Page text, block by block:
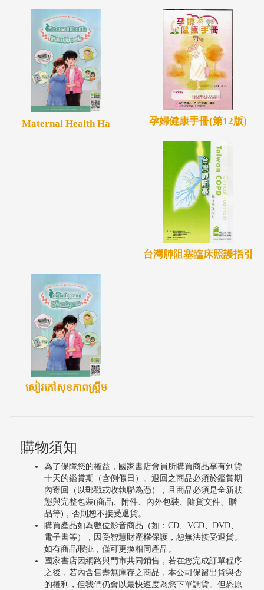
Maternal Health Ha 孕婦健康手冊(第12版)
台灣肺阻塞臨床照護指引
សៀវភៅសុខភាពស្ត្រីម
購物須知
為了保障您的權益，國家書店會員所購買商品享有到貨
十天的鑑賞期（含例假日）。退回之商品必須於鑑賞期
內寄回（以郵戳或收執聯為憑），且商品必須是全新狀
態與完整包裝(商品、附件、內外包裝、隨貨文件、贈
品等)，否則恕不接受退貨。
購買產品如為數位影音商品（如：CD、VCD、DVD、
電子書等），因受智慧財產權保護，恕無法接受退貨。
如有商品瑕疵，僅可更換相同產品。
國家書店因網路與門市共同銷售，若在您完成訂單程序
之後，若內含售盡無庫存之商品，本公司保留出貨與否
的權利，但我們仍會以最快速度為您下單調貨。但恐原